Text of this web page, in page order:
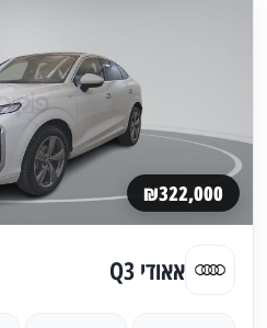
₪322,000
אאודי Q3